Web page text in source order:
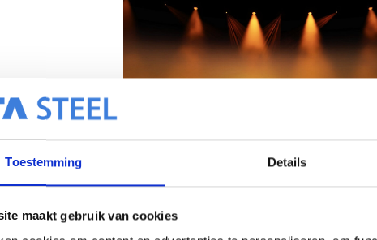
Toestemming Details
maakt gebruik van cookiesBekijk het nieuwsbericht